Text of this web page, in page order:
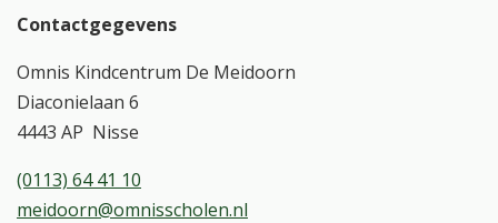
Contactgegevens
Omnis Kindcentrum De Meidoorn
Diaconielaan 6
4443 AP Nisse
(0113) 64 41 10
meidoorn@omnisscholen.nl